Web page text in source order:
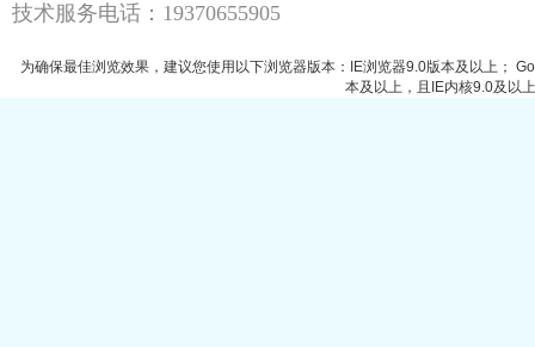
技术服务电话：19370655905
为确保最佳浏览效果，建议您使用以下浏览器版本：IE浏览器9.0版本及以上；
本及以上，且IE内核9.0及以